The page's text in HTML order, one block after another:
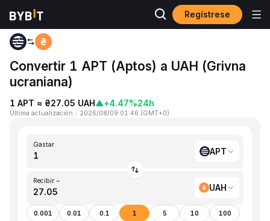
Regístrese
Inicio APT to UAH
Convertir 1 APT (Aptos) a UAH (Grivna
ucraniana)
1 APT ≈ ₴27.05 UAH▲+4.47%24h
Última actualización ： 2026/08/09 01:46 (GMT+0)
Gastar
APT
Recibir ~
UAH
0.001 0.01 0.1 1 5 10 100